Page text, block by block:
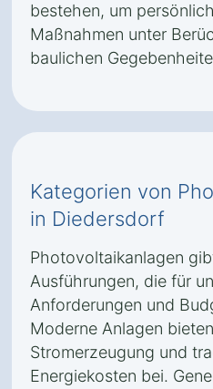
bestehen, um
Maßnahmen unter
baulichen
Kategorien von
in Diedersdorf
Photovoltaikanlagen
Ausführungen, die für
Anforderungen und
Moderne Anlagen
Stromerzeugung und
Energiekosten bei.